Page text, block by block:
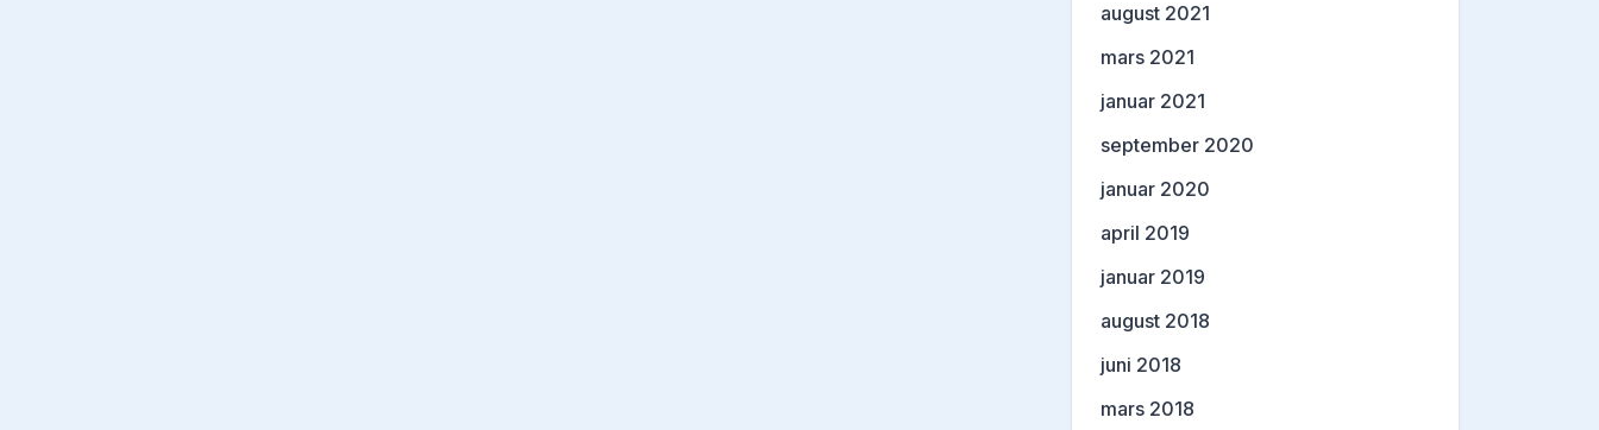
august 2021
mars 2021
januar 2021
september 2020
januar 2020
april 2019
januar 2019
august 2018
juni 2018
mars 2018